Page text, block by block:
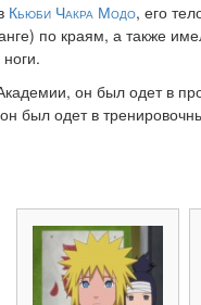
Кьюби Чакра Модо, его
по краям, а также
он был одет в
был одет в